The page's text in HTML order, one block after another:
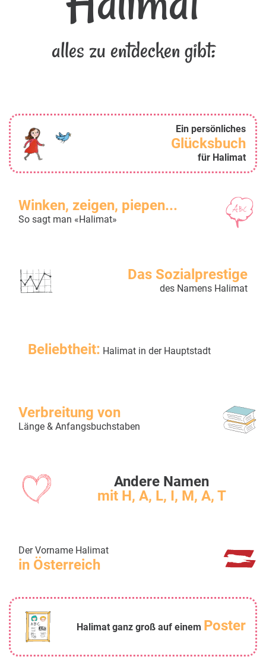
alles zu entdecken gibt:
Ein persönliches
Glücksbuch
für Halimat
Winken, zeigen, piepen...
So sagt man «Halimat»
Das Sozialprestige
des Namens Halimat
Beliebtheit: Halimat in der Hauptstadt
Verbreitung von
Länge & Anfangsbuchstaben
Andere Namen
mit H, A, L, I, M, A, T
Der Vorname Halimat
in Österreich
Halimat ganz groß auf einem Poster